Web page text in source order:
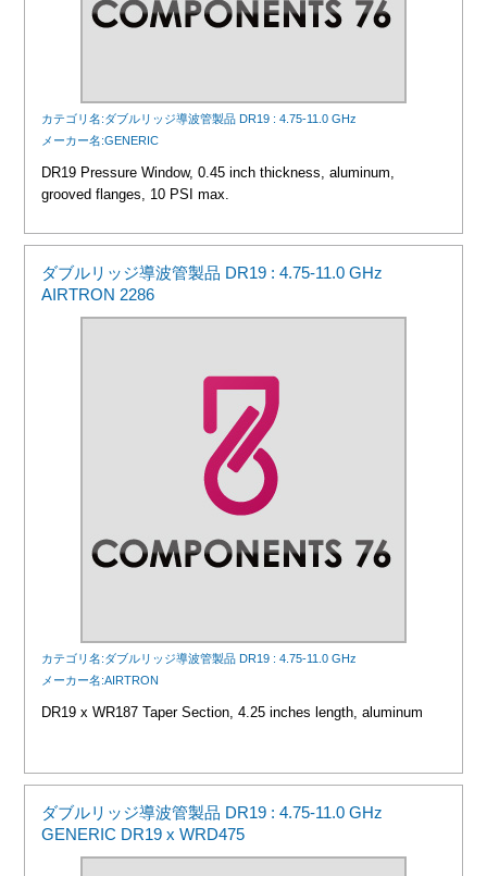
カテゴリ名:ダブルリッジ導波管製品 DR19 : 4.75-11.0 GHz
メーカー名:GENERIC
DR19 Pressure Window, 0.45 inch thickness, aluminum,
grooved flanges, 10 PSI max.
ダブルリッジ導波管製品 DR19 : 4.75-11.0 GHz
AIRTRON 2286
カテゴリ名:ダブルリッジ導波管製品 DR19 : 4.75-11.0 GHz
メーカー名:AIRTRON
DR19 x WR187 Taper Section, 4.25 inches length, aluminum
ダブルリッジ導波管製品 DR19 : 4.75-11.0 GHz
GENERIC DR19 x WRD475